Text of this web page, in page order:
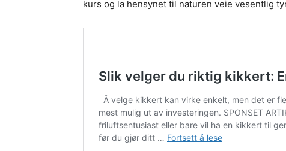
kurs og la hensynet til naturen veie vesentlig